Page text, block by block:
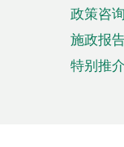
政策咨询
施政报
特别推介